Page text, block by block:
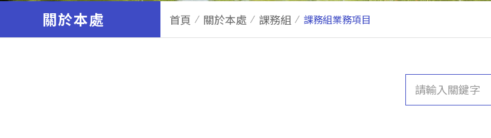
關於本處 首頁 關於本處 課務組 課務組業務項目